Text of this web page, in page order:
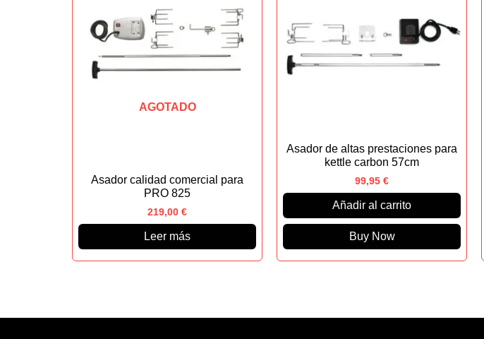
AGOTADO
Asador calidad comercial para
PRO 825
219,00 €
Leer más
Asador de altas prestaciones para
kettle carbon 57cm
99,95 €
Añadir al carrito
Buy Now